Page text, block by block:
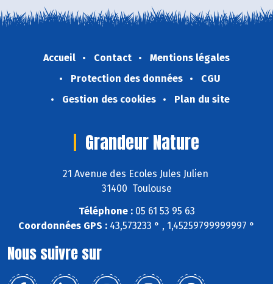
Accueil Contact
Mentions légales
Protection des données
CGU
Gestion des cookies
Plan du site
Grandeur Nature
21 Avenue des Ecoles Jules Julien
31400 Toulouse
Téléphone :05 61 53 95 63
Coordonnées GPS : 43,573233 ° , 1,45259799999997 °
Nous suivre sur